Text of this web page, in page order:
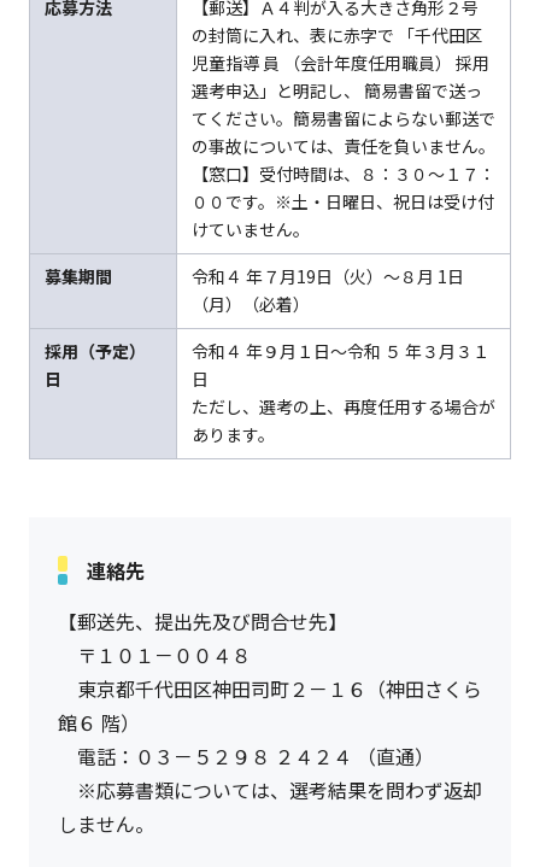
応募方法
【郵送】Ａ４判が入る大きさ角形２号
の封筒に入れ、表に赤字で 「千代田区
児童指導 員 （会計年度任用職員） 採用
選考申込」と明記し、 簡易書留で送っ
てください。簡易書留によらない郵送で
の事故については、責任を負いません。
【窓口】受付時間は、８：３０～１７：
００です。※土・日曜日、祝日は受け付
けていません。
募集期間
令和４ 年７月19日（火）～８月 1日
（月）（必着）
採用（予定）
日
令和４ 年９月１日～令和 ５ 年３月３１
日
ただし、選考の上、再度任用する場合が
あります。
連絡先
【郵送先、提出先及び問合せ先】
〒１０１－００４８
東京都千代田区神田司町２－１６（神田さくら
館６ 階）
電話：０３－５２９８ ２４２４ （直通）
※応募書類については、選考結果を問わず返却
しません。